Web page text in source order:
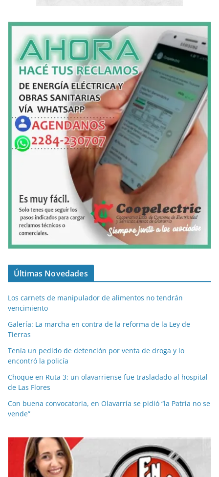
Últimas Novedades
Los carnets de manipulador de alimentos no tendrán
vencimiento
Galería: La marcha en contra de la reforma de la Ley de
Tierras
Tenía un pedido de detención por venta de droga y lo
encontró la policía
Choque en Ruta 3: un olavarriense fue trasladado al hospital
de Las Flores
Con buena convocatoria, en Olavarría se pidió “la Patria no se
vende”